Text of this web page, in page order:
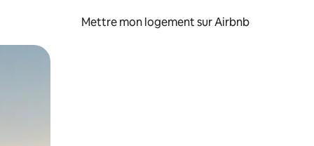
Mettre mon logement sur Airbnb